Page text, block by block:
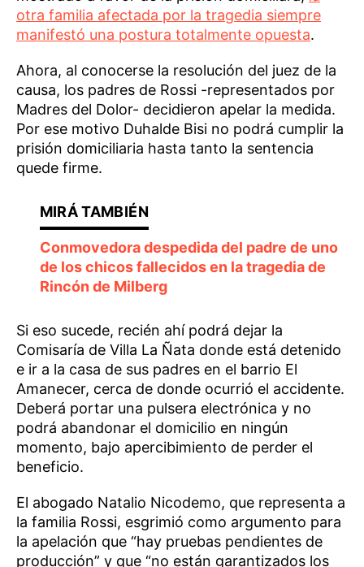
otra familia afectada por la tragedia siempre
manifestó una postura totalmente opuesta.
Ahora, al conocerse la resolución del juez de la
causa, los padres de Rossi -representados por
Madres del Dolor- decidieron apelar la medida.
Por ese motivo Duhalde Bisi no podrá cumplir la
prisión domiciliaria hasta tanto la sentencia
quede firme.
Conmovedora despedida del padre de uno
de los chicos fallecidos en la tragedia de
Rincón de Milberg
Si eso sucede, recién ahí podrá dejar la
Comisaría de Villa La Ñata donde está detenido
e ir a la casa de sus padres en el barrio El
Amanecer, cerca de donde ocurrió el accidente.
Deberá portar una pulsera electrónica y no
podrá abandonar el domicilio en ningún
momento, bajo apercibimiento de perder el
beneficio.
El abogado Natalio Nicodemo, que representa a
la familia Rossi, esgrimió como argumento para
la apelación que “hay pruebas pendientes de
producción” y que “no están garantizados los